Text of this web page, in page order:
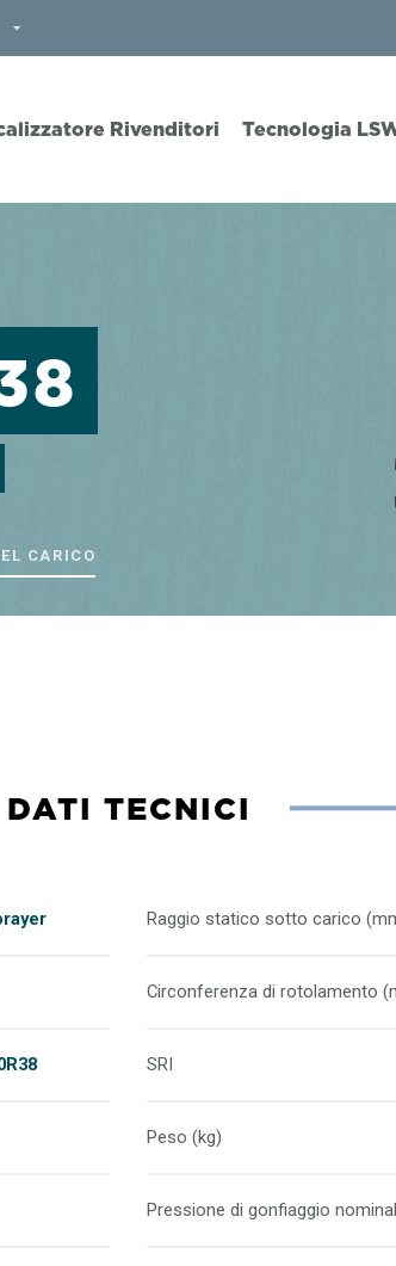
Rivenditori Tecnologia
CARICO
DATI TECNICI
Raggio statico sotto carico
Circonferenza di rotolamento
SRI
Peso (kg)
Pressione di gonfiaggio